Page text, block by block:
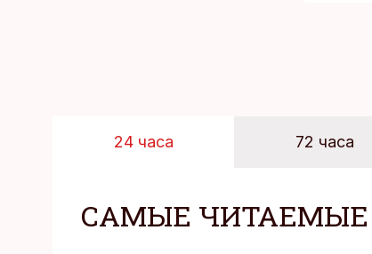
24 часа 72 часа
САМЫЕ ЧИТАЕМЫЕ